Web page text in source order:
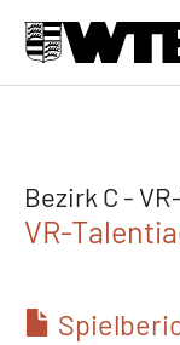
Bezirk C -
VR-